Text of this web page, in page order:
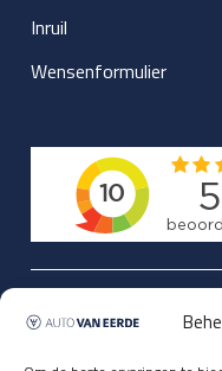
Inruil
Wensenformulier
Updates over